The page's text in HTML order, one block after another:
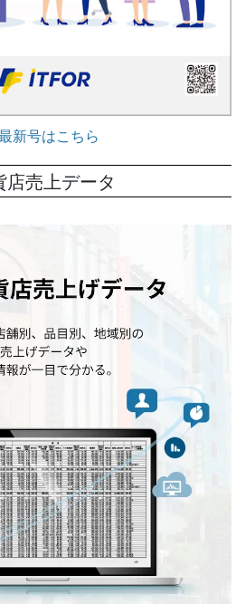
新号はこちら
店売上データ